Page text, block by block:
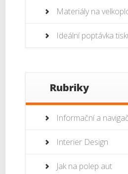
Materiály na
Ideální poptávka
Rubriky
Informační a
Interier Design
Jak na polep aut